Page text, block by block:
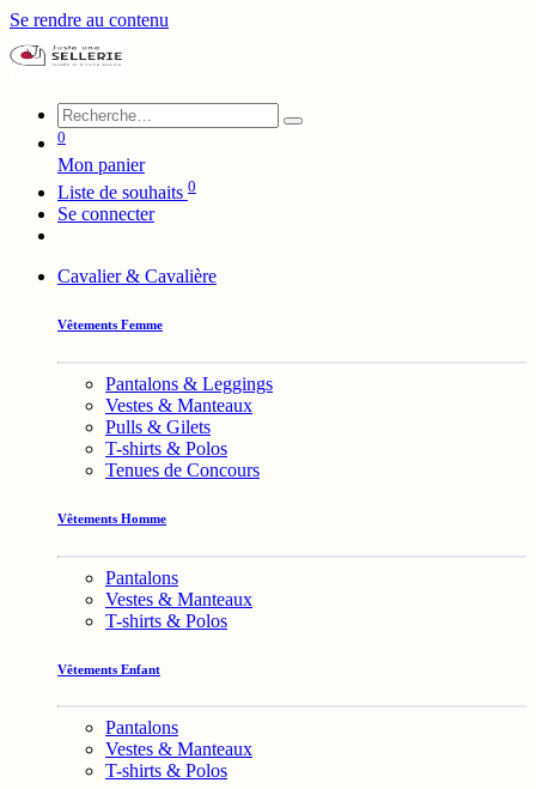
Se rendre au contenu
0
Mon panier
Liste de souhaits 0
Se connecter
Cavalier & Cavalière
Vêtements Femme
Pantalons & Leggings
Vestes & Manteaux
Pulls & Gilets
T-shirts & Polos
Tenues de Concours
Vêtements Homme
Pantalons
Vestes & Manteaux
T-shirts & Polos
Vêtements Enfant
Pantalons
Vestes & Manteaux
T-shirts & Polos